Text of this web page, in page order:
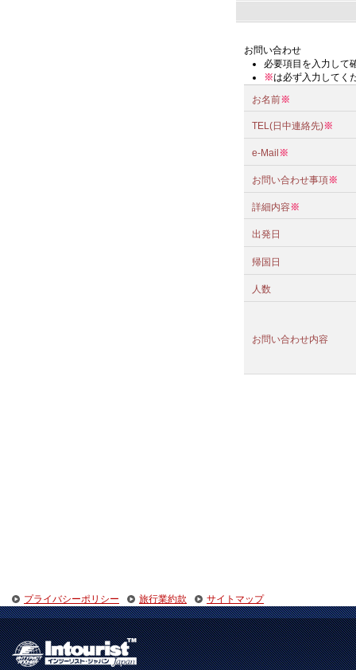
お問い合わせ
必要項目を入力して
※は必ず入力してく
お名前※
TEL(日中連絡先)※
e-Mail ※
お問い合わせ事項※
詳細内容※
出発日
帰国日
人数
お問い合わせ内容
プライバシーポリシー 旅行業約款 サイトマップ